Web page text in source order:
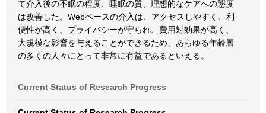
て介入後の不眠の程度、睡眠の質、理想的なケアへの態度
は改善した。Webベースの介入は、アクセスしやすく、利
便性が高く、プライバシーが守られ、費用対効果が高く、
大規模な影響を与えることができるため、あらゆる年齢層
の多くの人々にとって非常に有益であるといえる。
Current Status of Research Progress